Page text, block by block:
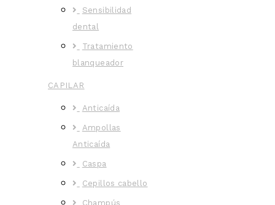
Sensibilidad
dental
Tratamiento
blanqueador
CAPILAR
Anticaída
Ampollas
Anticaída
Caspa
Cepillos cabello
Champús